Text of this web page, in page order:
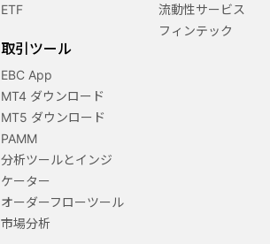
ETF
取引ツール
EBC App
MT4 ダウンロード
MT5 ダウンロード
PAMM
分析ツールとインジ
ケーター
オーダーフローツール
市場分析
流動性サービス
フィンテック